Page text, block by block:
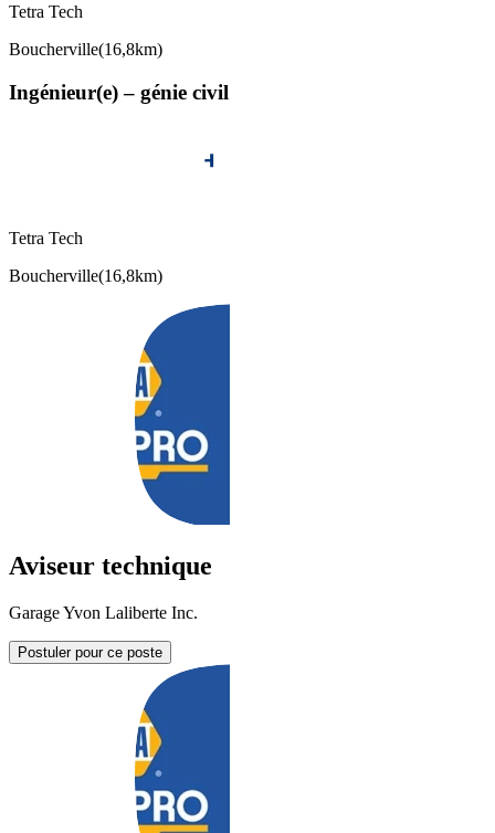
Tetra Tech
Boucherville(16,8km)
Ingénieur(e) – génie civil
Tetra Tech
Boucherville(16,8km)
Aviseur technique
Garage Yvon Laliberte Inc.
Postuler pour ce poste